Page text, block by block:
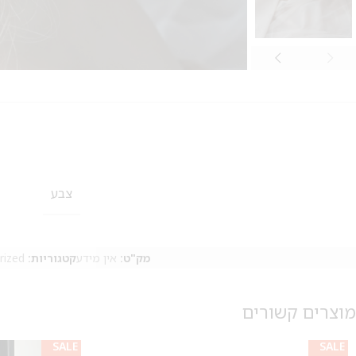
צבע
מק"ט: אין מידעקטגוריות:
מוצרים קשורים
SALE
SALE
SALE